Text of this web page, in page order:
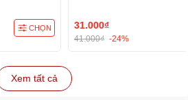
CHỌN 31.000₫
41.000₫ -24%
Xem tất cả